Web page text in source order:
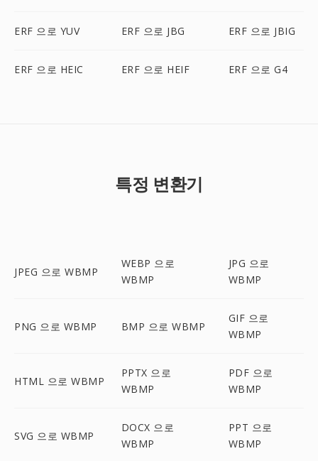
ERF 으로 YUV ERF 으로 JBG ERF 으로 JBIG
ERF 으로 HEIC ERF 으로 HEIF ERF 으로 G4
특정 변환기
JPEG 으로 WBMP
WEBP 으로
WBMP
JPG 으로
WBMP
PNG 으로 WBMP BMP 으로 WBMP
GIF 으로
WBMP
HTML 으로 WBMP
PPTX 으로
WBMP
PDF 으로
WBMP
SVG 으로 WBMP
DOCX 으로
WBMP
PPT 으로
WBMP